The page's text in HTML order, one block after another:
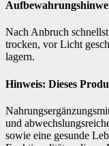
Nach Anbruch
trocken, vor Licht
lagern.
Hinweis: Dieses
und
sowie eine gesunde